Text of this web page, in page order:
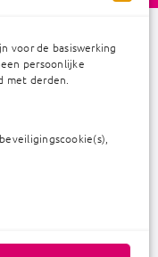
voor de basiswerking
persoonlijke
met derden.